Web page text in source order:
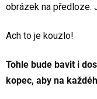
obrázek na předloze.
Ach to je kouzlo!
Tohle bude bavit i
kopec, aby na